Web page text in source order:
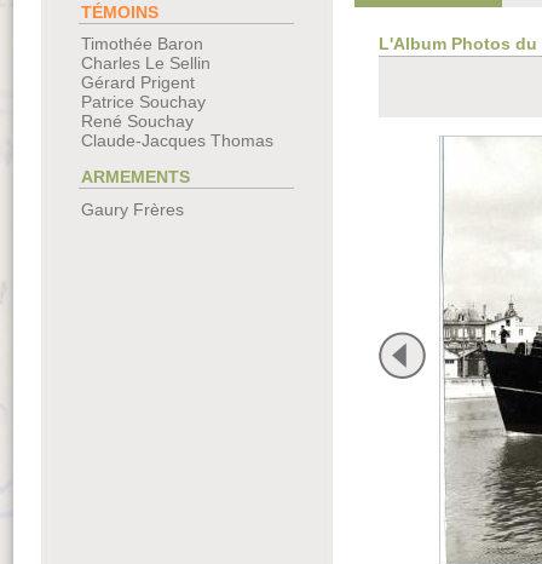
TÉMOINS
Timothée Baron
Charles Le Sellin
Gérard Prigent
Patrice Souchay
René Souchay
Claude-Jacques Thomas
ARMEMENTS
Gaury Frères
L'Album Photos du